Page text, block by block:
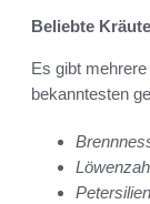
Beliebte
Es gibt mehrere
bekanntesten